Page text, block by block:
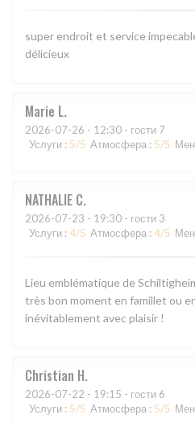
super endroit et service
délicieux
Marie L
2026-07-26 - 12:30 - гости 7
Услуги : 5/5 Атмосфера : 5/5
NATHALIE C
2026-07-23 - 19:30 - гости 3
Услуги : 4/5 Атмосфера : 4/5
Lieu emblématique de
très bon moment en famillet ou
inévitablement avec plaisir !
Christian H
2026-07-22 - 19:15 - гости 6
Услуги : 5/5 Атмосфера : 5/5